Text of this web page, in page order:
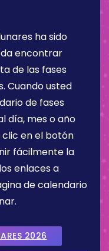
ha sido
encontrar
de las fases
Cuando usted
de fases
día, mes o año
en el botón
fácilmente la
enlaces a
de calendario
2026